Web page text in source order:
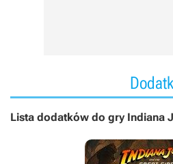
Lista dodatków do gry Indiana